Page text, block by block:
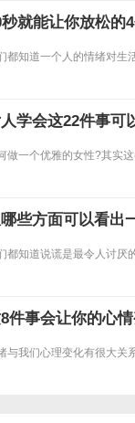
就能让你放松的
都知道一个人的情绪对生
学会这22件事可
做一个优雅的女性?其实
些方面可以看出
都知道说谎是最令人讨厌
件事会让你的心
与我们心理变化有很大关